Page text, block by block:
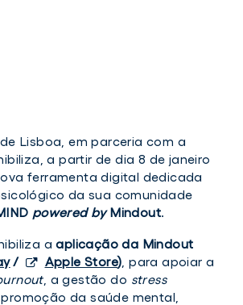
Lisboa, em parceria com a
a partir de dia 8 de janeiro
ferramenta digital dedicada
da sua comunidade
powered byMindout.
aaplicação da Mindout
/ Apple Store) , para apoiar a
, a gestão do stress
da saúde mental,